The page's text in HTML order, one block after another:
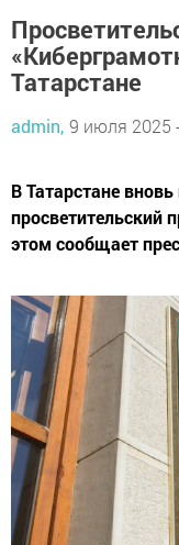
Татарстане
admin, 9 июля 2025
В Татарстане
просветительский
этом сообщает